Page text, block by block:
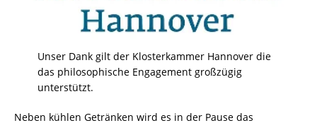
Unser Dank gilt der Klosterkammer Hannover die
das philosophische Engagement großzügig
unterstützt.
Neben kühlen Getränken wird es in der Pause das